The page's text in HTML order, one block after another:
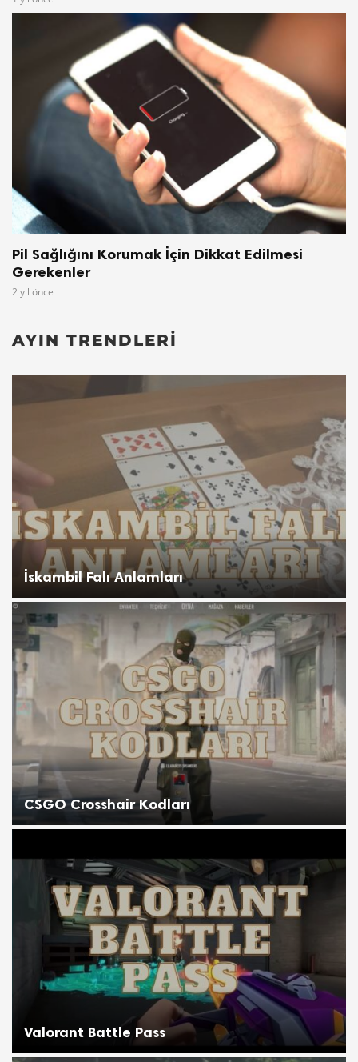
Pil Sağlığını Korumak İçin Dikkat Edilmesi
Gerekenler
2 yıl önce
AYIN TRENDLERI
İskambil Falı Anlamları
CSGO Crosshair Kodları
Valorant Battle Pass